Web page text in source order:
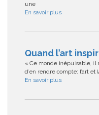
une
En savoir plus
Quand l’art
« Ce monde inépuisable, il
d’en rendre compte: l’art et
En savoir plus